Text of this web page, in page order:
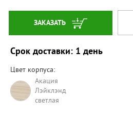
ЗАКАЗАТЬ
Срок доставки: 1 день
Цвет корпуса:
Акация
Лэйклэнд
светлая